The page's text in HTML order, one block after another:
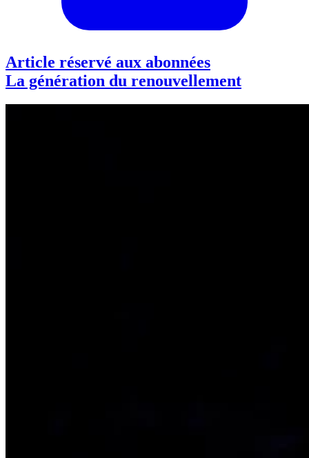
Article réservé aux abonnées
La génération du renouvellement